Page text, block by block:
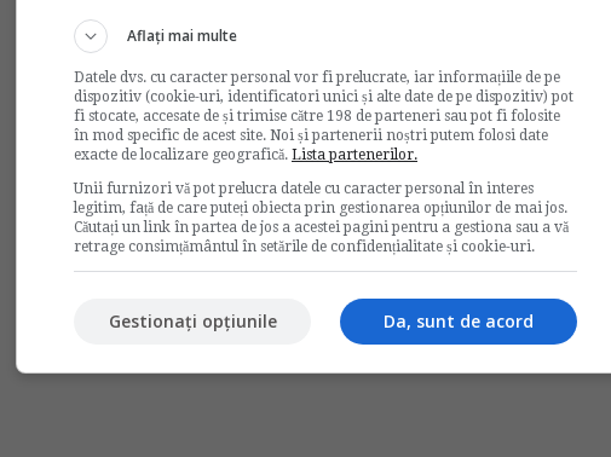
Aflați mai multe
Datele dvs. cu caracter personal vor fi prelucrate, iar informațiile de pe
dispozitiv (cookie-uri, identificatori unici și alte date de pe dispozitiv) pot
fi stocate, accesate de și trimise către 198 de parteneri sau pot fi folosite
în mod specific de acest site. Noi și partenerii noștri putem folosi date
exacte de localizare geografică. Lista partenerilor.
Unii furnizori vă pot prelucra datele cu caracter personal în interes
legitim, față de care puteți obiecta prin gestionarea opțiunilor de mai jos.
Căutați un link în partea de jos a acestei pagini pentru a gestiona sau a vă
retrage consimțământul în setările de confidențialitate și cookie-uri.
Da, sunt de acord
Gestionați opțiunile